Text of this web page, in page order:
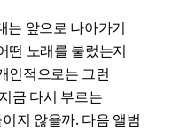
는 앞으로 나아가기
떤 노래를 불렀는지
인적으로는 그런
금 다시 부르는
지 않을까. 다음 앨범